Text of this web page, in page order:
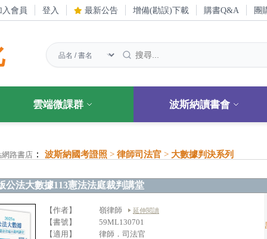
入會員 登入 最新公告 增備(勘誤)下載 購書Q&A 團
雲端微課群 波斯納讀書會
網路書店 ： 波斯納國考證照 > 律師司法官 > 大數據判決系列
公法大數據113憲法法庭裁判講堂
【作者】 嶺律師 延伸閱讀
【書號】
59ML130701
【適用】
律師．司法官